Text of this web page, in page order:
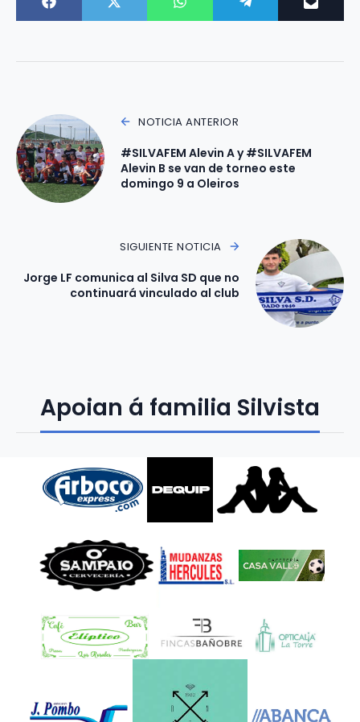
NOTICIA ANTERIOR
#SILVAFEM Alevin A y #SILVAFEM
Alevin B se van de torneo este
domingo 9 a Oleiros
SIGUIENTE NOTICIA
Jorge LF comunica al Silva SD que no
continuará vinculado al club
Apoian á familia Silvista